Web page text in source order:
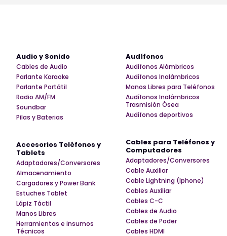
Audio y Sonido
Cables de Audio
Parlante Karaoke
Parlante Portátil
Radio AM/FM
Soundbar
Pilas y Baterias
Accesorios Teléfonos y
Tablets
Adaptadores/Conversores
Almacenamiento
Cargadores y Power Bank
Estuches Tablet
Lápiz Táctil
Manos Libres
Herramientas e insumos
Técnicos
Audífonos
Audífonos Alámbricos
Audífonos Inalámbricos
Manos Libres para Teléfonos
Audífonos Inalámbricos
Trasmisión Ósea
Audífonos deportivos
Cables para Teléfonos y
Computadores
Adaptadores/Conversores
Cable Auxiliar
Cable Lightning (Iphone)
Cables Auxiliar
Cables C-C
Cables de Audio
Cables de Poder
Cables HDMI